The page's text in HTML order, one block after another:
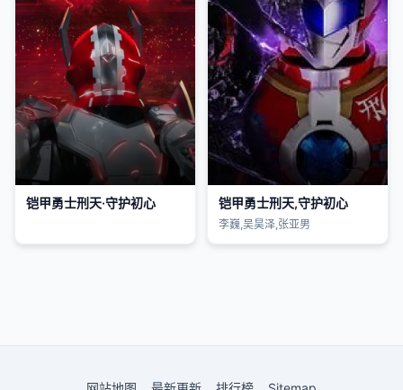
铠甲勇士刑天·守护初心 铠甲勇士刑天,守护初心
李巍,吴昊泽,张亚男